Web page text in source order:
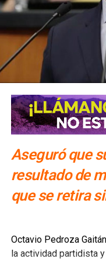
Aseguró que
resultado de
que se retira
Octavio Pedroza
la actividad partidista